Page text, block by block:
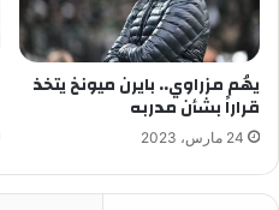
يهُم مزراوي.. بايرن ميونخ يتخذ
قراراً بشأن مدربه
24 مارس، 2023